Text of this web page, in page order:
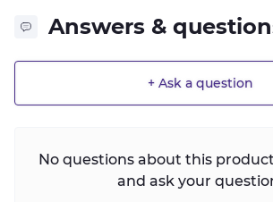
Answers &
+ Ask a question
No questions about this
and ask your